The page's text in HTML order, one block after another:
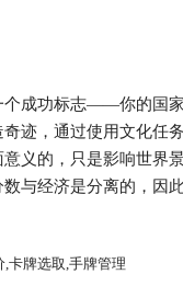
成功标志——你的国
迹，通过使用文化任
义的，只是影响世界
数与经济是分离的，
的政府模式），但每
发展的所有东西都展
卡牌选取,手牌管理